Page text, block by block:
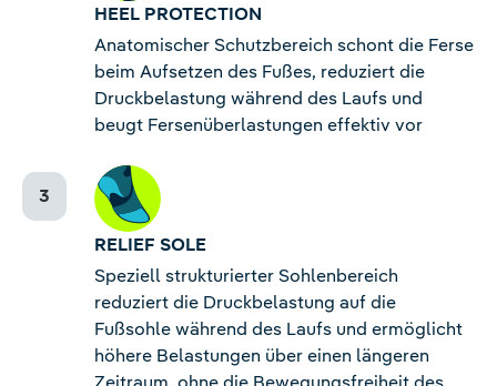
HEEL PROTECTION
Anatomischer Schutzbereich schont die Ferse
beim Aufsetzen des Fußes, reduziert die
Druckbelastung während des Laufs und
beugt Fersenüberlastungen effektiv vor
RELIEF SOLE
Speziell strukturierter Sohlenbereich
reduziert die Druckbelastung auf die
Fußsohle während des Laufs und ermöglicht
höhere Belastungen über einen längeren